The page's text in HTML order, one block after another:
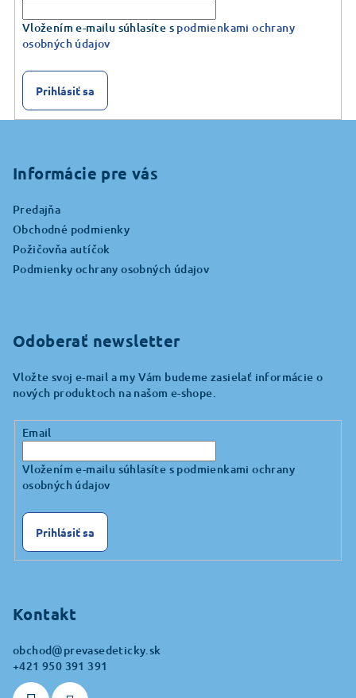
Vložením e-mailu súhlasíte s podmienkami ochrany
osobných údajov
Prihlásiť sa
Informácie pre vás
Predajňa
Obchodné podmienky
Požičovňa autíčok
Podmienky ochrany osobných údajov
Odoberať newsletter
Vložte svoj e-mail a my Vám budeme zasielať informácie o
nových produktoch na našom e-shope.
Email
Vložením e-mailu súhlasíte s podmienkami ochrany
osobných údajov
Prihlásiť sa
Kontakt
obchod@prevasedeticky.sk
+421 950 391 391